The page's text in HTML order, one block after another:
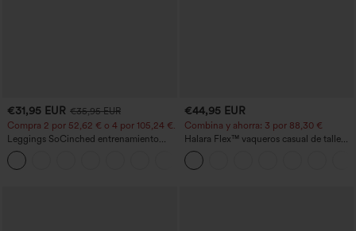
€31,95 EUR €35,95 EUR
Compra 2 por 52,62 € o 4 por 105,24 €.
Leggings SoCinched entrenamiento
moldeador abdomen bolsillo lateral tiro
alto
€44,95 EUR
Combina y ahorra: 3 por 88,30 €
Halara Flex™ vaqueros casual de talle
alto con bolsillos, estilo baggy de pierna
ancha, efecto lavado